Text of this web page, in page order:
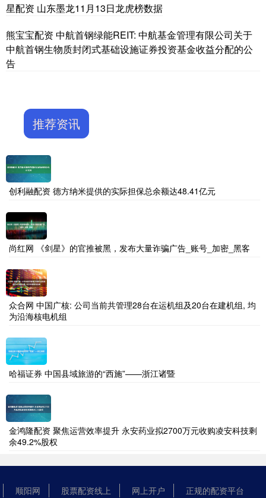
星配资 山东墨龙11月13日龙虎榜数据
熊宝宝配资 中航首钢绿能REIT: 中航基金管理有限公司关于
中航首钢生物质封闭式基础设施证券投资基金收益分配的公
告
推荐资讯
创利融配资 德方纳米提供的实际担保总余额达48.41亿元
尚红网 《剑星》的官推被黑，发布大量诈骗广告_账号_加密_黑客
众合网 中国广核: 公司当前共管理28台在运机组及20台在建机组, 均
为沿海核电机组
哈福证券 中国县域旅游的“西施”——浙江诸暨
金鸿隆配资 聚焦运营效率提升 永安药业拟2700万元收购凌安科技剩
余49.2%股权
顺阳网 股票配资线上 网上开户 正规的配资平台